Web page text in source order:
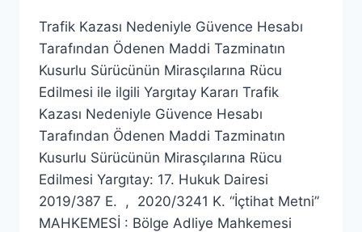
Trafik Kazası Nedeniyle Güvence Hesabı
Tarafından Ödenen Maddi Tazminatın
Kusurlu Sürücünün Mirasçılarına Rücu
Edilmesi ile ilgili Yargıtay Kararı Trafik
Kazası Nedeniyle Güvence Hesabı
Tarafından Ödenen Maddi Tazminatın
Kusurlu Sürücünün Mirasçılarına Rücu
Edilmesi Yargıtay: 17. Hukuk Dairesi
2019/387 E. , 2020/3241 K. “İçtihat Metni”
MAHKEMESİ : Bölge Adliye Mahkemesi